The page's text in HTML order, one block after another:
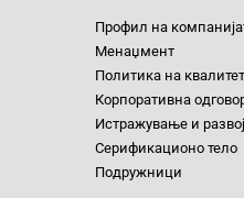
Профил на
Менаџмент
Политика на квалитет
Корпоративна
Истражување и развој
Серификационо тело
Подружници